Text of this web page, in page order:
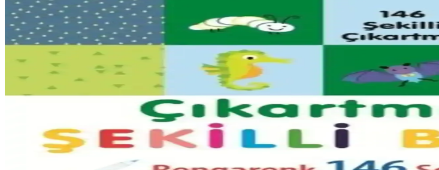
Yan sehpa boyamada renk seçimi, mobilya ve dekorasyon uyumu açısından önemlidir. Koyu tonlar, sıcak
Tuğla Şömine Yenileme Yöntemleri: Renk Seçimi ve Alternatif Tasarım Çözümleri
Tuğla şöminelerde boyama ve renk yıkama yöntemleri estetik değişiklikler sunar ancak geri dönüşü zordur. Raf
Eski Seramik Karoları Yenileme ve Mutfak Dolaplarıyla Uyum Sağlama Yöntemleri
Eski seramik karoları değiştirmeden yenileme yöntemleri ve mutfak dolaplarıyla renk uyumu sağlama teknikleri
Rustoleum Mulberry Street Rengi ile Yatak Odası Dekorasyonunda Derin Mor Tonları
Rustoleum Mulberry Street koyu mor tonu, yatak odasında sofistike ve sıcak bir atmosfer oluşturur. Koyu ahşap